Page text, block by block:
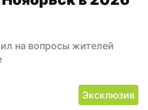
на вопросы жителей
Эксклюзив